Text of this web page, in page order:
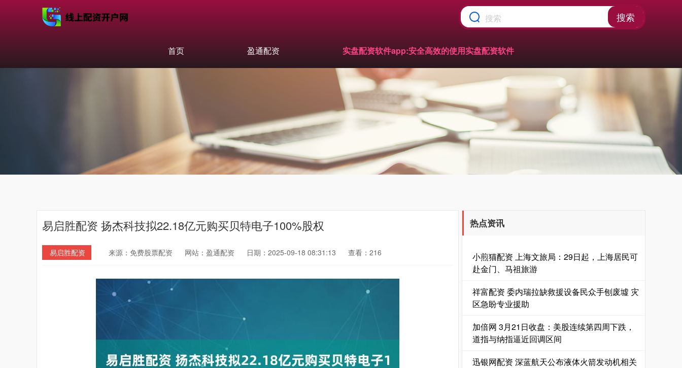
搜索
首页 盈通配资 实盘配资软件app:安全高效的使用实盘配资软件
易启胜配资 扬杰科技拟22.18亿元购买贝特电子100%股权
易启胜配资 来源：免费股票配资 网站：盈通配资 日期：2025-09-18 08:31:13 查看：216
热点资讯
小煎猫配资 上海文旅局：29日起，上海居民可
赴金门、马祖旅游
祥富配资 委内瑞拉缺救援设备民众手刨废墟 灾
区急盼专业援助
加倍网 3月21日收盘：美股连续第四周下跌，
道指与纳指逼近回调区间
迅银网配资 深蓝航天公布液体火箭发动机相关